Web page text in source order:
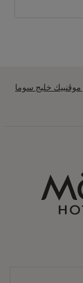
موڤنبيك خليج سوما